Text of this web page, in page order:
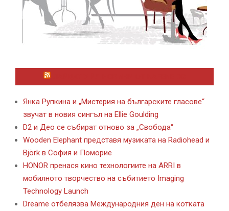
Янка Рупкина и „Мистерия на българските гласове“
звучат в новия сингъл на Ellie Goulding
D2 и Део се събират отново за „Свобода“
Wooden Elephant представя музиката на Radiohead и
Björk в София и Поморие
HONOR пренася кино технологиите на ARRI в
мобилното творчество на събитието Imaging
Technology Launch
Dreame отбелязва Международния ден на котката